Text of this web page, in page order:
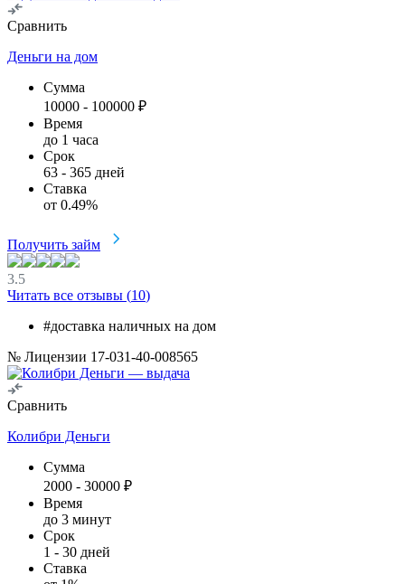
Сравнить
Деньги на дом
Сумма
10000 - 100000 ₽
Время
до 1 часа
Срок
63 - 365 дней
Ставка
от 0.49%
Получить займ
3.5
Читать все отзывы (10)
#доставка наличных на дом
№ Лицензии 17-031-40-008565
Сравнить
Колибри Деньги
Сумма
2000 - 30000 ₽
Время
до 3 минут
Срок
1 - 30 дней
Ставка